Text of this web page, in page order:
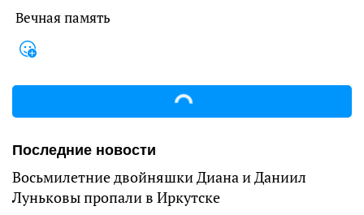
Вечная память
Последние новости
Восьмилетние двойняшки Диана и Даниил
Луньковы пропали в Иркутске